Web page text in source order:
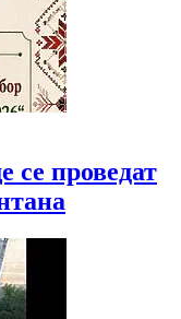
се проведат